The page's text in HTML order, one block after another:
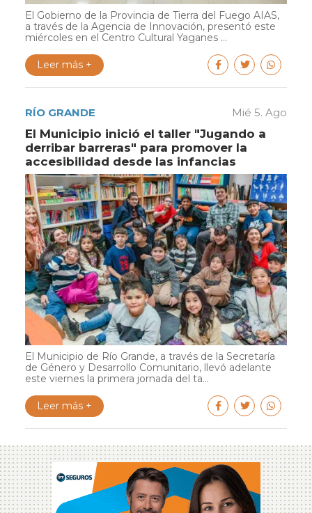
El Gobierno de la Provincia de Tierra del Fuego AIAS,
a través de la Agencia de Innovación, presentó este
miércoles en el Centro Cultural Yaganes ...
Leer más +
RÍO GRANDE Mié 5. Ago
El Municipio inició el taller "Jugando a
derribar barreras" para promover la
accesibilidad desde las infancias
El Municipio de Río Grande, a través de la Secretaría
de Género y Desarrollo Comunitario, llevó adelante
este viernes la primera jornada del ta...
Leer más +